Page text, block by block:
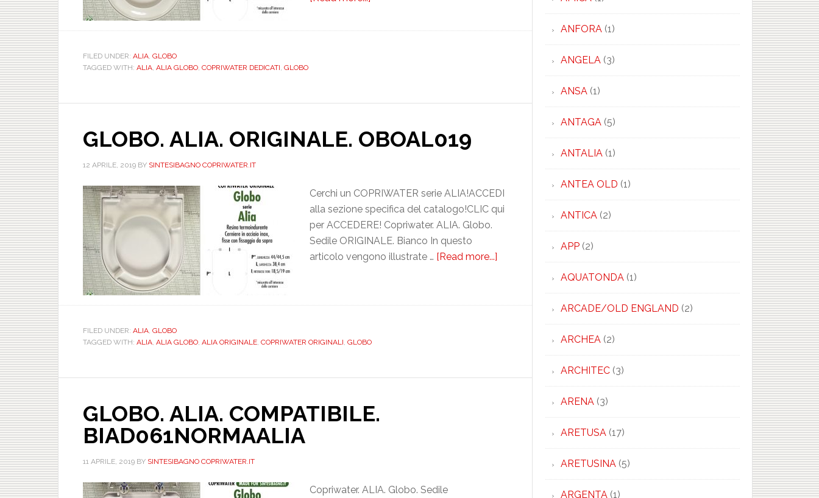
ALIA.
FILED UNDER: ALIA, GLOBO
TAGGED WITH: ALIA, ALIA GLOBO, COPRIWATER DEDICATI, GLOBO
GLOBO. ALIA. ORIGINALE. OBOAL019
12 APRILE, 2019BY SINTESIBAGNO COPRIWATER.IT
Cerchi un COPRIWATER serie ALIA!ACCEDI
alla sezione specifica del catalogo!CLIC qui
per ACCEDERE! Copriwater. ALIA. Globo.
Sedile ORIGINALE. Bianco In questo
articolo vengono illustrate … [Read more...]
ORIGINALE.
FILED UNDER: ALIA, GLOBO
TAGGED WITH: ALIA, ALIA GLOBO, ALIA ORIGINALE, COPRIWATER ORIGINALI, GLOBO
GLOBO. ALIA. COMPATIBILE.
BIAD061NORMAALIA
11 APRILE, 2019BY SINTESIBAGNO COPRIWATER.IT
Copriwater. ALIA. Globo. Sedile
ANFORA(1)
ANGELA(3)
ANSA(1)
ANTAGA(5)
ANTALIA(1)
ANTEA OLD (1)
ANTICA(2)
APP(2)
AQUATONDA(1)
ARCADE/OLD ENGLAND (2)
ARCHEA(2)
ARCHITEC(3)
ARENA(3)
ARETUSA(17)
ARETUSINA(5)
ARGENTA(1)